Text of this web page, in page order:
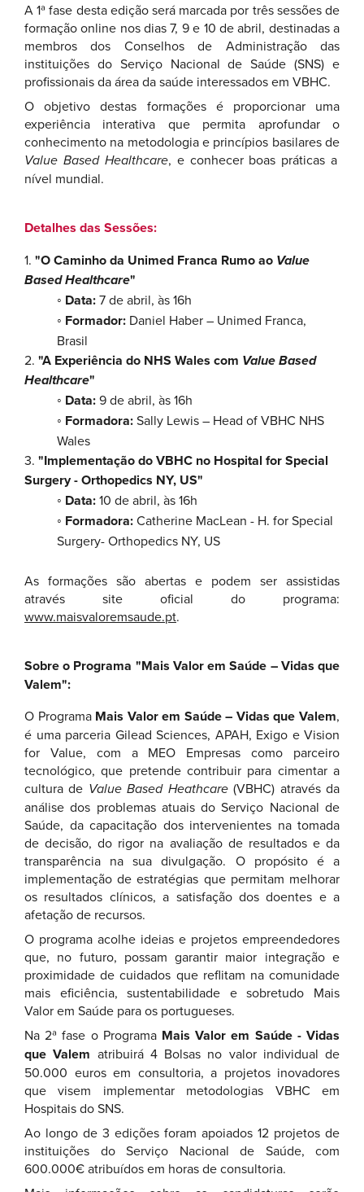
A 1ª fase desta edição será marcada por três sessões de
formação online nos dias 7, 9 e 10 de abril, destinadas a
membros dos Conselhos de Administração das
instituições do Serviço Nacional de Saúde (SNS) e
profissionais da área da saúde interessados em VBHC.
O objetivo destas formações é proporcionar uma
experiência interativa que permita aprofundar o
conhecimento na metodologia e princípios basilares de
Value Based Healthcare, e conhecer boas práticas a
nível mundial.
Detalhes das Sessões:
1. "O Caminho da Unimed Franca Rumo ao Value
Based Healthcare"
◦ Data:7 de abril, às 16h
◦ Formador: Daniel Haber – Unimed Franca,
Brasil
2. "A Experiência do NHS Wales com Value Based
Healthcare"
◦ Data:9 de abril, às 16h
◦ Formadora:Sally Lewis – Head of VBHC NHS
Wales
3. "Implementação do VBHC no Hospital for Special
Surgery - Orthopedics NY, US"
◦ Data:10 de abril, às 16h
◦ Formadora:Catherine MacLean - H. for Special
Surgery- Orthopedics NY, US
As formações são abertas e podem ser assistidas
através site oficial do programa:
www.maisvaloremsaude.pt.
Sobre o Programa "Mais Valor em Saúde – Vidas que
Valem":
O Programa Mais Valor em Saúde – Vidas que Valem,
é uma parceria Gilead Sciences, APAH, Exigo e Vision
for Value, com a MEO Empresas como parceiro
tecnológico, que pretende contribuir para cimentar a
cultura de Value Based Heathcare(VBHC) através da
análise dos problemas atuais do Serviço Nacional de
Saúde, da capacitação dos intervenientes na tomada
de decisão, do rigor na avaliação de resultados e da
transparência na sua divulgação. O propósito é a
implementação de estratégias que permitam melhorar
os resultados clínicos, a satisfação dos doentes e a
afetação de recursos.
O programa acolhe ideias e projetos empreendedores
que, no futuro, possam garantir maior integração e
proximidade de cuidados que reflitam na comunidade
mais eficiência, sustentabilidade e sobretudo Mais
Valor em Saúde para os portugueses.
Na 2ª fase o Programa Mais Valor em Saúde - Vidas
que Valem atribuirá 4 Bolsas no valor individual de
50.000 euros em consultoria, a projetos inovadores
que visem implementar metodologias VBHC em
Hospitais do SNS.
Ao longo de 3 edições foram apoiados 12 projetos de
instituições do Serviço Nacional de Saúde, com
600.000€ atribuídos em horas de consultoria.